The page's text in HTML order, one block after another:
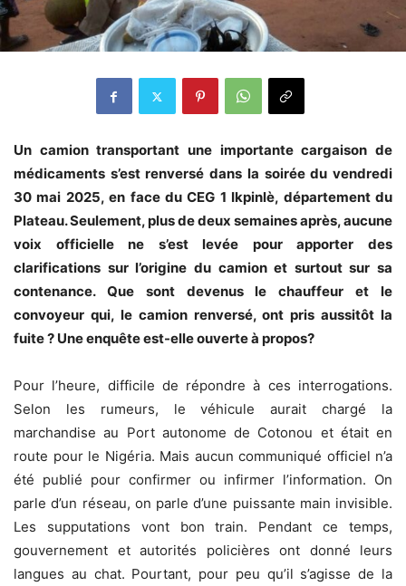
Un camion transportant une importante cargaison de
médicaments s’est renversé dans la soirée du vendredi
30 mai 2025, en face du CEG 1 Ikpinlè, département du
Plateau. Seulement, plus de deux semaines après, aucune
voix officielle ne s’est levée pour apporter des
clarifications sur l’origine du camion et surtout sur sa
contenance. Que sont devenus le chauffeur et le
convoyeur qui, le camion renversé, ont pris aussitôt la
fuite ? Une enquête est-elle ouverte à propos?
Pour l’heure, difficile de répondre à ces interrogations.
Selon les rumeurs, le véhicule aurait chargé la
marchandise au Port autonome de Cotonou et était en
route pour le Nigéria. Mais aucun communiqué officiel n’a
été publié pour confirmer ou infirmer l’information. On
parle d’un réseau, on parle d’une puissante main invisible.
Les supputations vont bon train. Pendant ce temps,
gouvernement et autorités policières ont donné leurs
langues au chat. Pourtant, pour peu qu’il s’agisse de la